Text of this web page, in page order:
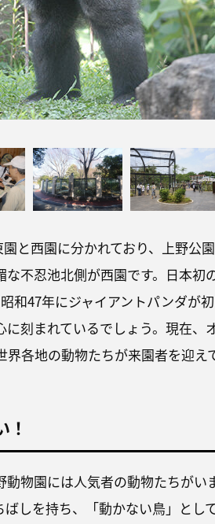
と西園に分かれており、上野公園
不忍池北側が西園です。日本初
和47年にジャイアントパンダが初
刻まれているでしょう。現在、
各地の動物たちが来園者を迎え
！
物園には人気者の動物たちがい
しを持ち、「動かない鳥」とし